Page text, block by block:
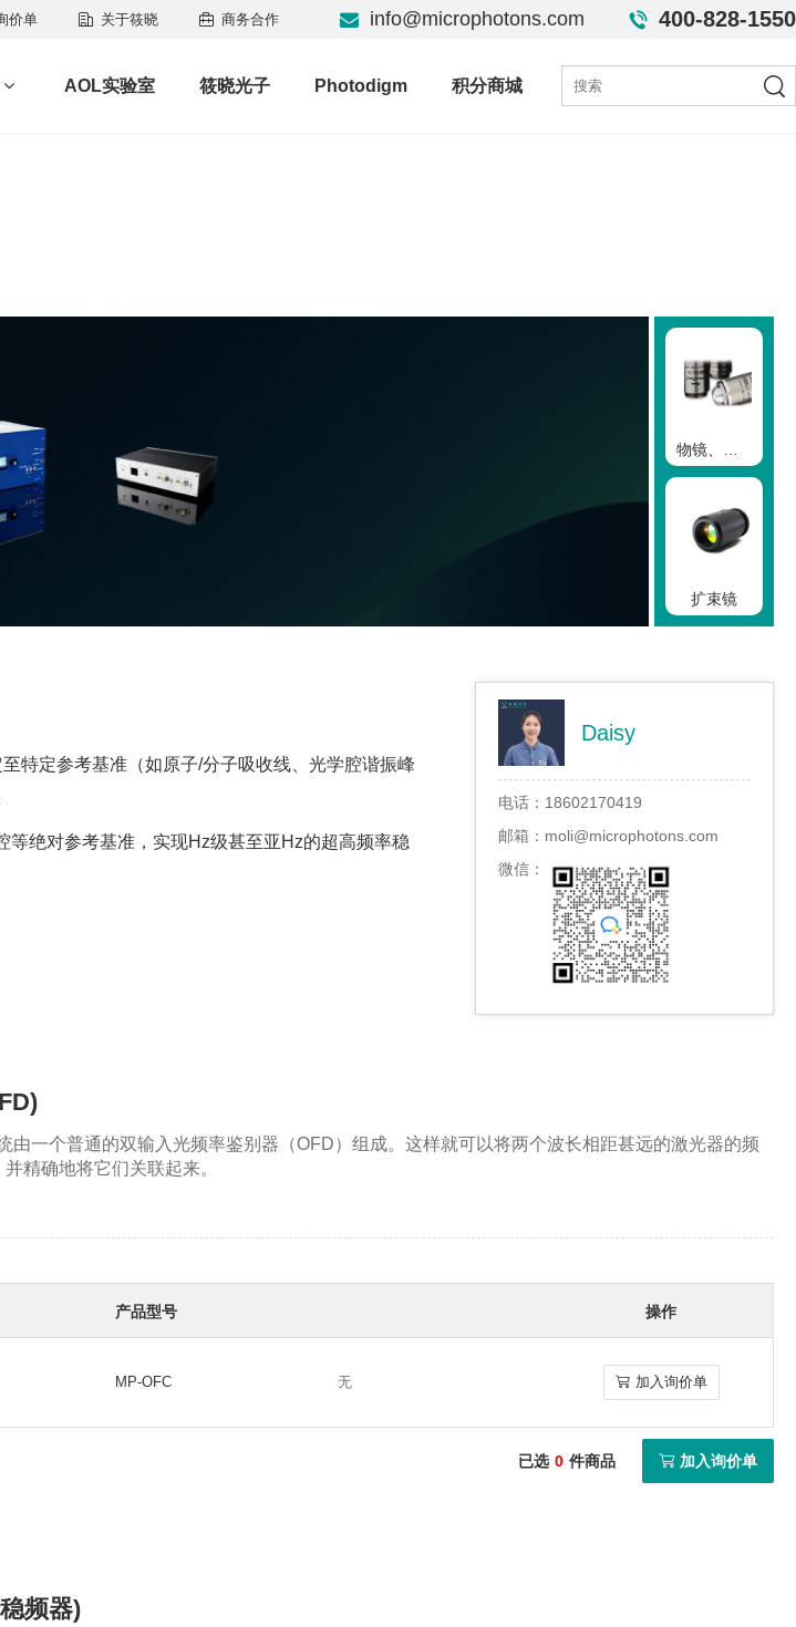
价单 关于筱晓 商务合作 info@microphotons.com 400-828-1550
AOL实验室 筱晓光子 Photodigm 积分商城
扩束镜
特定参考基准（如原子/分子吸收线、光学腔谐振峰
绝对参考基准，实现Hz级甚至亚Hz的超高频率稳
Daisy
电话： 18602170419
邮箱： moli@microphotons.com
微信：
一个普通的双输入光频率鉴别器（OFD）组成。这样就可以将两个波长相距甚远的激光器的频
精确地将它们关联起来。
产品型号 操作
MP-OFC 无 加入询价单
MP-OFC 无 加入询价单
已选 0 件商品 加入询价单
频器)